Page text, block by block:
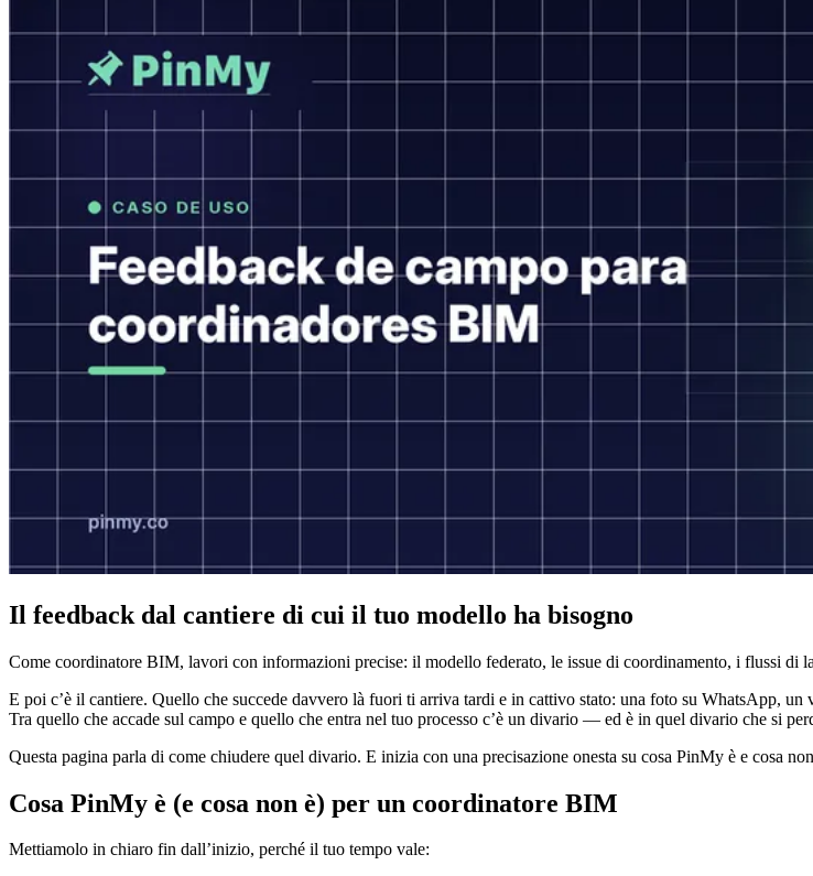
Il feedback dal cantiere di cui il tuo modello ha bisogno
Come coordinatore BIM, lavori con informazioni precise: il modello federato, le issue di coordinamento, i flussi di
E poi c’è il cantiere. Quello che succede davvero là fuori ti arriva tardi e in cattivo stato: una foto su WhatsApp,
Tra quello che accade sul campo e quello che entra nel tuo processo c’è un divario — ed è in quel divario che si
Questa pagina parla di come chiudere quel divario. E inizia con una precisazione onesta su cosa PinMy è e cosa
Cosa PinMy è (e cosa non è) per un coordinatore BIM
Mettiamolo in chiaro fin dall’inizio, perché il tuo tempo vale: